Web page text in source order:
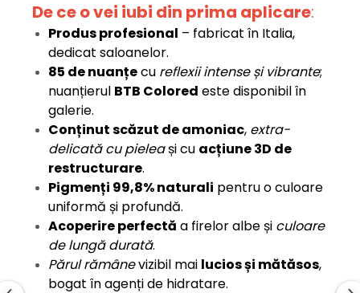
De ce o vei iubi din prima aplicare:
Produs profesional – fabricat în Italia,
dedicat saloanelor.
85 de nuanțecu reflexii intense și vibrante;
nuanțierul BTB Colored este disponibil în
galerie.
Conținut scăzut de amoniac, extra-
delicată cu pieleași cu acțiune 3D de
restructurare.
Pigmenți 99,8% naturali pentru o culoare
uniformă și profundă.
Acoperire perfectă a firelor albe și culoare
de lungă durată.
Părul rămânevizibil mai lucios și mătăsos,
bogat în agenți de hidratare.